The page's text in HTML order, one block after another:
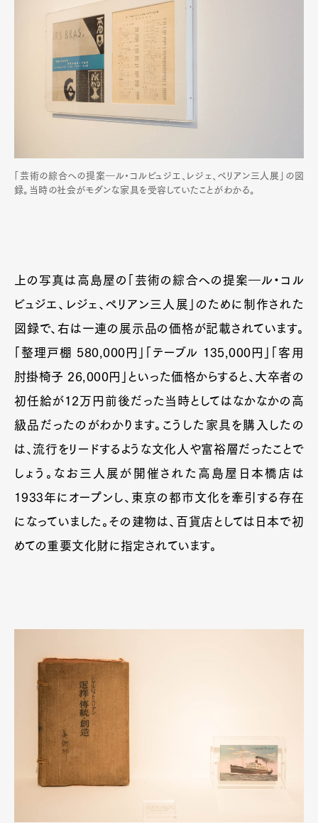
「芸術の綜合への提案―ル・コルビュジエ、レジェ、ペリアン三人展」の図
録。当時の社会がモダンな家具を受容していたことがわかる。
上の写真は高島屋の「芸術の綜合への提案―ル・コル
ビュジエ、レジェ、ペリアン三人展」のために制作された
図録で、右は一連の展示品の価格が記載されています。
「整理戸棚 580,000円」「テーブル 135,000円」「客用
肘掛椅子 26,000円」といった価格からすると、大卒者の
初任給が12万円前後だった当時としてはなかなかの高
級品だったのがわかります。こうした家具を購入したの
は、流行をリードするような文化人や富裕層だったことで
しょう。なお三人展が開催された高島屋日本橋店は
1933年にオープンし、東京の都市文化を牽引する存在
になっていました。その建物は、百貨店としては日本で初
めての重要文化財に指定されています。